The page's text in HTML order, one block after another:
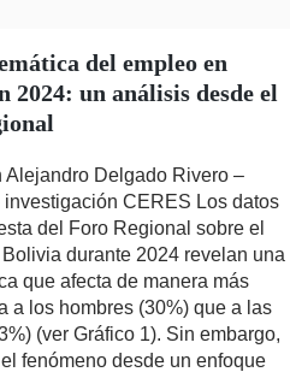
del empleo en
2024: un análisis desde el
Alejandro Delgado Rivero –
investigación CERES Los datos
del Foro Regional sobre el
durante 2024 revelan una
que afecta de manera más
a los hombres (30%) que a las
(ver Gráfico 1). Sin embargo,
fenómeno desde un enfoque